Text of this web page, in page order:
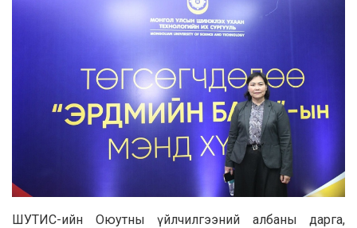
ШУТИС-ийн Оюутны үйлчилгээний албаны дарга,